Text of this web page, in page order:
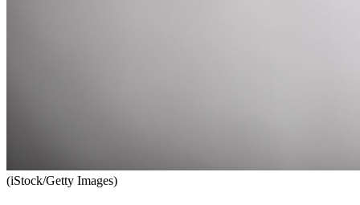
(iStock/Getty Images)